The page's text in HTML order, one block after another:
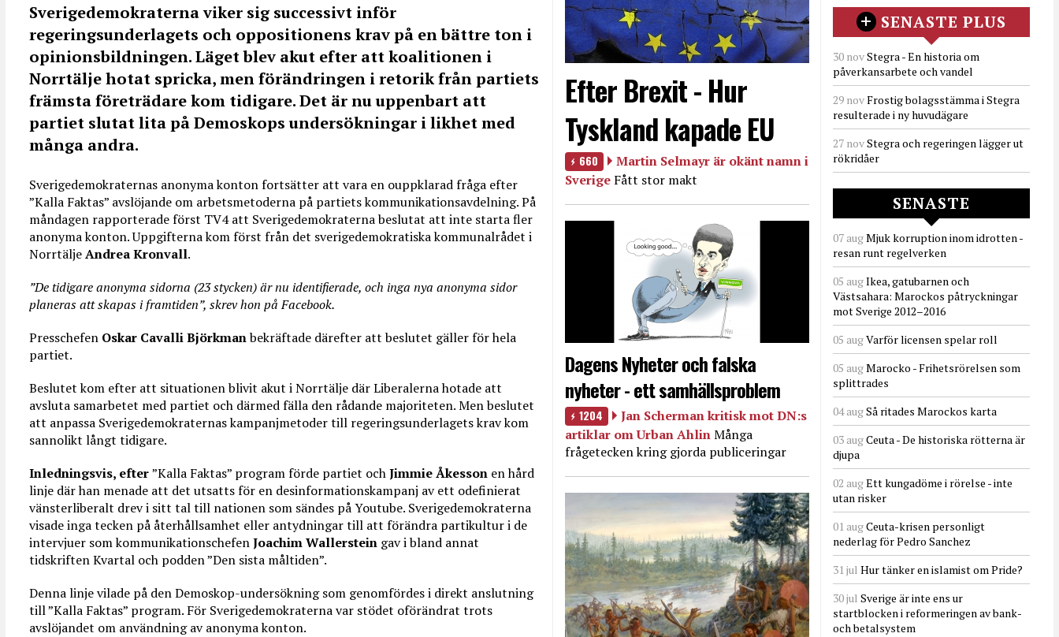
Sverigedemokraterna viker sig successivt inför
regeringsunderlagets och oppositionens krav på en bättre ton i
opinionsbildningen. Läget blev akut efter att koalitionen i
Norrtälje hotat spricka, men förändringen i retorik från partiets
främsta företrädare kom tidigare. Det är nu uppenbart att
partiet slutat lita på Demoskops undersökningar i likhet med
många andra.
Sverigedemokraternas anonyma konton fortsätter att vara en ouppklarad fråga efter
”Kalla Faktas” avslöjande om arbetsmetoderna på partiets kommunikationsavdelning. På
måndagen rapporterade först TV4 att Sverigedemokraterna beslutat att inte starta fler
anonyma konton. Uppgifterna kom först från det sverigedemokratiska kommunalrådet i
NorrtäljeAndrea Kronvall.
”De tidigare anonyma sidorna (23 stycken) är nu identifierade, och inga nya anonyma sidor
planeras att skapas i framtiden”, skrev hon på Facebook.
Presschefen Oskar Cavalli Björkmanbekräftade därefter att beslutet gäller för hela
partiet.
Beslutet kom efter att situationen blivit akut i Norrtälje där Liberalerna hotade att
avsluta samarbetet med partiet och därmed fälla den rådande majoriteten. Men beslutet
att anpassa Sverigedemokraternas kampanjmetoder till regeringsunderlagets krav kom
sannolikt långt tidigare.
Inledningsvis, efter”Kalla Faktas” program förde partiet ochJimmie Åkesson en hård
linje där han menade att det utsatts för en desinformationskampanj av ett odefinierat
vänsterliberalt drev i sitt tal till nationen som sändes på Youtube. Sverigedemokraterna
visade inga tecken på återhållsamhet eller antydningar till att förändra partikultur i de
intervjuer som kommunikationschefenJoachim Wallerstein gav i bland annat
tidskriften Kvartal och podden ”Den sista måltiden”.
Denna linje vilade på den Demoskop-undersökning som genomfördes i direkt anslutning
till ”Kalla Faktas” program. För Sverigedemokraterna var stödet oförändrat trots
avslöjandet om användning av anonyma konton.
Efter Brexit - Hur
Tyskland kapade EU
660
Martin Selmayr är okänt namn i
Sverige Fått stor makt
Dagens Nyheter och falska
nyheter - ett samhällsproblem
1204
Jan Scherman kritisk mot DN:s
artiklar om Urban AhlinMånga
frågetecken kring gjorda publiceringar
SENASTE PLUS
30 novStegra - En historia om
påverkansarbete och vandel
29 novFrostig bolagsstämma i Stegra
resulterade i ny huvudägare
27 novStegra och regeringen lägger ut
rökridåer
SENASTE
07 augMjuk korruption inom idrotten -
resan runt regelverken
05 augIkea, gatubarnen och
Västsahara: Marockos påtryckningar
mot Sverige 2012–2016
05 augVarför licensen spelar roll
05 augMarocko - Frihetsrörelsen som
splittrades
04 augSå ritades Marockos karta
03 augCeuta - De historiska rötterna är
djupa
02 augEtt kungadöme i rörelse - inte
utan risker
01 augCeuta-krisen personligt
nederlag för Pedro Sanchez
31 jul Hur tänker en islamist om Pride?
30 jul Sverige är inte ens ur
startblocken i reformeringen av bank-
och betalsystem